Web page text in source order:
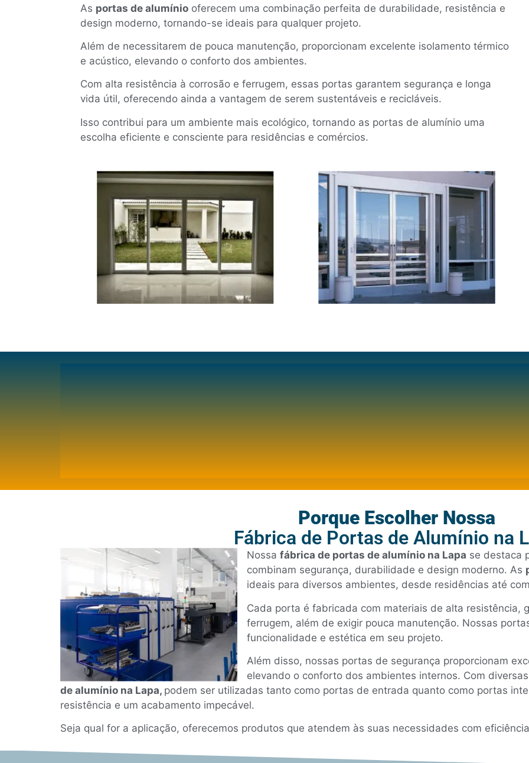
As portas de alumínio oferecem uma combinação perfeita de durabilidade, resistência e
design moderno, tornando-se ideais para qualquer projeto.
Além de necessitarem de pouca manutenção, proporcionam excelente isolamento térmico
e acústico, elevando o conforto dos ambientes.
Com alta resistência à corrosão e ferrugem, essas portas garantem segurança e longa
vida útil, oferecendo ainda a vantagem de serem sustentáveis e recicláveis.
Isso contribui para um ambiente mais ecológico, tornando as portas de alumínio uma
escolha eficiente e consciente para residências e comércios.
Porque Escolher Nossa
Fábrica de Portas de Alumínio na
Nossa fábrica de portas de alumínio na Lapa se destaca
combinam segurança, durabilidade e design moderno. As
ideais para diversos ambientes, desde residências até
Cada porta é fabricada com materiais de alta resistência,
ferrugem, além de exigir pouca manutenção. Nossas
funcionalidade e estética em seu projeto.
Além disso, nossas portas de segurança proporcionam
elevando o conforto dos ambientes internos. Com
de alumínio na Lapa, podem ser utilizadas tanto como portas de entrada quanto como portas
resistência e um acabamento impecável.
Seja qual for a aplicação, oferecemos produtos que atendem às suas necessidades com